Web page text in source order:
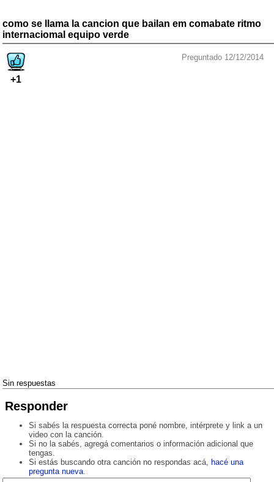
como se llama la cancion que bailan em comabate ritmo
internaciomal equipo verde
+1
Preguntado 12/12/2014
Sin respuestas
Responder
Si sabés la respuesta correcta poné nombre, intérprete y link a un
video con la canción.
Si no la sabés, agregá comentarios o información adicional que
tengas.
Si estás buscando otra canción no respondas acá, hacé una
pregunta nueva.